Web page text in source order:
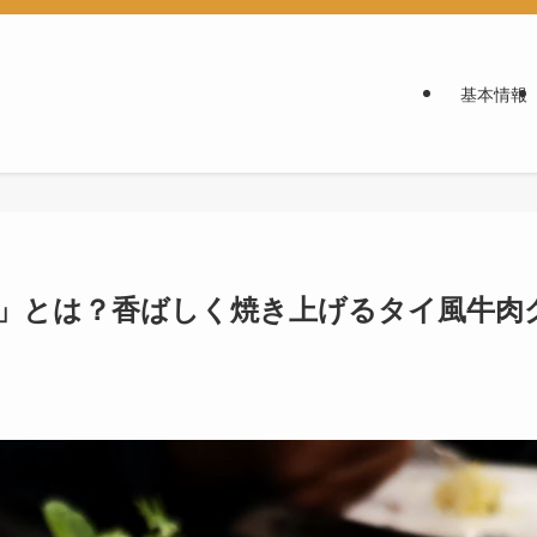
基本情報
とは？香ばしく焼き上げるタイ風牛肉